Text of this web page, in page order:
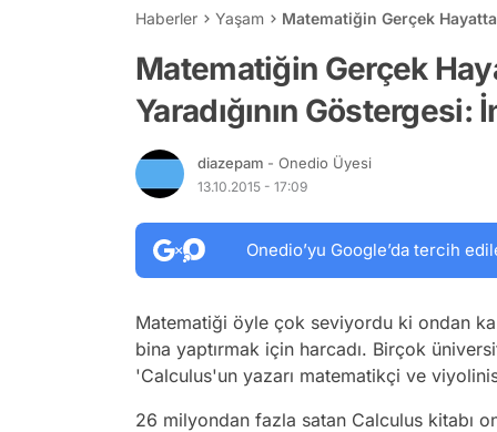
Haberler Yaşam Matematiğin Gerçek
Matematiğin Gerçek
Yaradığının Göstergesi:
diazepam - Onedio Üyesi
13.10.2015 - 17:09
Onedio’yu Google’da tercih
Matematiği öyle çok seviyordu ki ondan
bina yaptırmak için harcadı. Birçok
'Calculus'un yazarı matematikçi ve
26 milyondan fazla satan Calculus kitabı